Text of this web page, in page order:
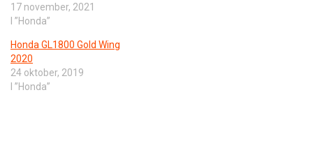
17 november, 2021
I ”Honda”
Honda GL1800 Gold Wing
2020
24 oktober, 2019
I ”Honda”